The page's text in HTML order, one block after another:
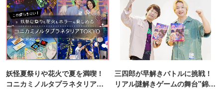
妖怪夏祭りや花火で夏を満喫！
コニカミノルタプラネタリア
三四郎が早解きバトルに挑戦！
リアル謎解きゲームの舞台"錦糸